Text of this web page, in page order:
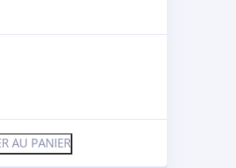
AU PANIER